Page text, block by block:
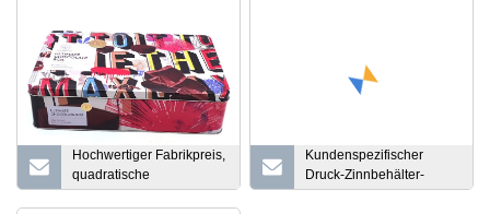
Hochwertiger Fabrikpreis,
quadratische
Metallschokoladendose
Kundenspezifischer
Druck-Zinnbehälter-
Verpackungs-Rechteck-